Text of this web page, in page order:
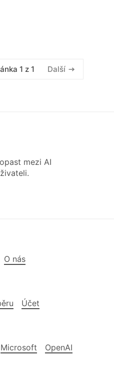
1 z 1 Další
mezi AI
O nás
Účet
Microsoft
OpenAI